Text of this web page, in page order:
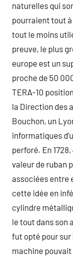
naturelles qui
pourraient tout
tout le moins
preuve, le plus
europe est un
proche de 50
TERA-10
la Direction des
Bouchon, un
informatiques
perforé. En
valeur de ruban
associées entre
cette idée en
cylindre
le tout dans son
fut opté pour sur
machine